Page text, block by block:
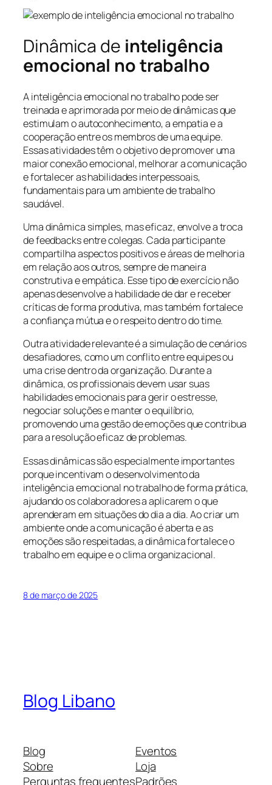
Dinâmica de inteligência
emocional no trabalho
A inteligência emocional no trabalho pode ser
treinada e aprimorada por meio de dinâmicas que
estimulam o autoconhecimento, a empatia e a
cooperação entre os membros de uma equipe.
Essas atividades têm o objetivo de promover uma
maior conexão emocional, melhorar a comunicação
e fortalecer as habilidades interpessoais,
fundamentais para um ambiente de trabalho
saudável.
Uma dinâmica simples, mas eficaz, envolve a troca
de feedbacks entre colegas. Cada participante
compartilha aspectos positivos e áreas de melhoria
em relação aos outros, sempre de maneira
construtiva e empática. Esse tipo de exercício não
apenas desenvolve a habilidade de dar e receber
críticas de forma produtiva, mas também fortalece
a confiança mútua e o respeito dentro do time.
Outra atividade relevante é a simulação de cenários
desafiadores, como um conflito entre equipes ou
uma crise dentro da organização. Durante a
dinâmica, os profissionais devem usar suas
habilidades emocionais para gerir o estresse,
negociar soluções e manter o equilíbrio,
promovendo uma gestão de emoções que contribua
para a resolução eficaz de problemas.
Essas dinâmicas são especialmente importantes
porque incentivam o desenvolvimento da
inteligência emocional no trabalho de forma prática,
ajudando os colaboradores a aplicarem o que
aprenderam em situações do dia a dia. Ao criar um
ambiente onde a comunicação é aberta e as
emoções são respeitadas, a dinâmica fortalece o
trabalho em equipe e o clima organizacional.
8 de março de 2025
Blog Libano
Blog
Sobre
Perguntas frequentes
Eventos
Loja
Padrões